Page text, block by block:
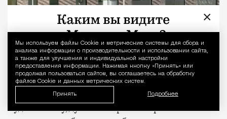
Уведомление
Мы используем файлы Сookie и метрические системы для сбора и
анализа информации о производительности и использовании сайта,
а также для улучшения и индивидуальной настройки
предоставления информации. Нажимая кнопку «Принять» или
продолжая пользоваться сайтом, вы соглашаетесь на обработку
файлов Cookie и данных метрических систем.
Принять Подробнее
×